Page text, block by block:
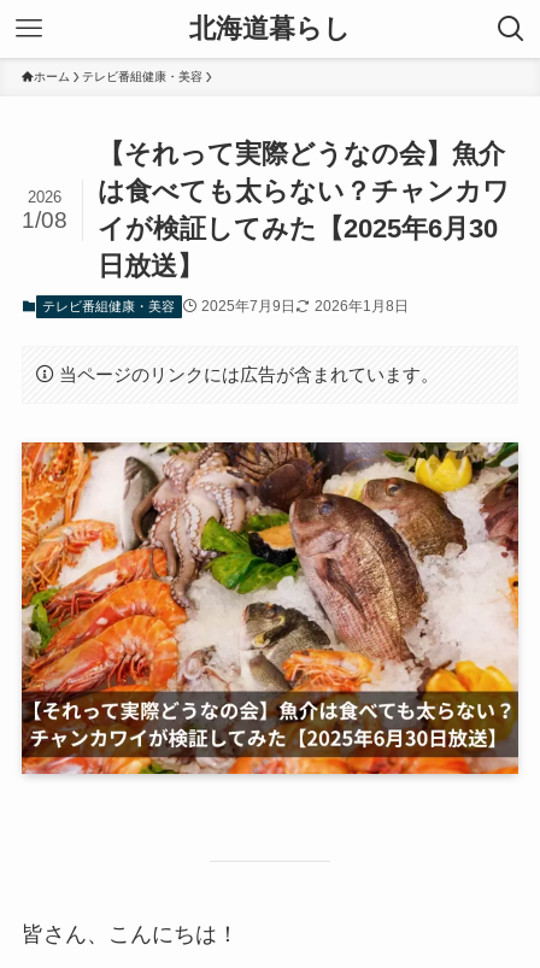
北海道暮らし
ホーム テレビ番組健康・美容
【それって実際どうなの会】魚介
は食べても太らない？チャンカワ
イが検証してみた【2025年6月30
日放送】
2026
1/08
テレビ番組健康・美容 2025年7月9日 2026年1月8日
当ページのリンクには広告が含まれています。
皆さん、こんにちは！